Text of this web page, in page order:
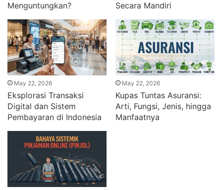
Menguntungkan?
Secara Mandiri
May 22, 2026
Eksplorasi Transaksi
Digital dan Sistem
Pembayaran di Indonesia
May 22, 2026
Kupas Tuntas Asuransi:
Arti, Fungsi, Jenis, hingga
Manfaatnya